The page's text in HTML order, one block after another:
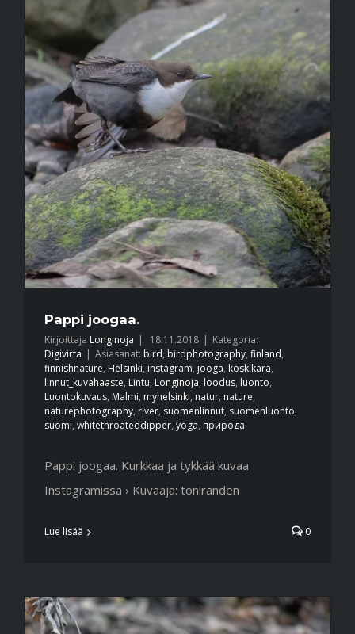
Pappi joogaa.
Kirjoittaja Longinoja 18.11.2018
Kategoria:
Digivirta
Asiasanat: bird, birdphotography, finland,
finnishnature, Helsinki, instagram, jooga, koskikara,
linnut_kuvahaaste, Lintu, Longinoja, loodus, luonto,
Luontokuvaus, Malmi, myhelsinki, natur, nature,
naturephotography, river, suomenlinnut, suomenluonto,
suomi, whitethroateddipper, yoga, природа
Pappi joogaa. Kurkkaa ja tykkää kuvaa
Instagramissa › Kuvaaja: toniranden
Lue lisää 0